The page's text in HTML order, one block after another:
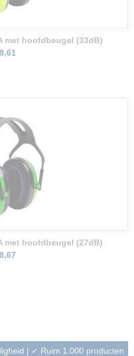
met hoofdbeugel (33dB)
met hoofdbeugel (27dB)
| ✓ Ruim 1.000 producten